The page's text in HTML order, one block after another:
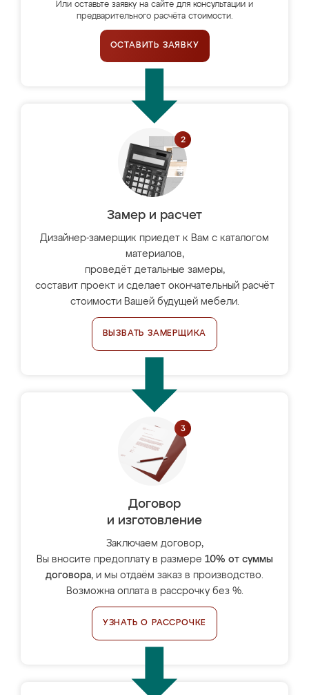
Или оставьте заявку на сайте для консультации и
предварительного расчёта стоимости.
ОСТАВИТЬ ЗАЯВКУ
Замер и расчет
Дизайнер-замерщик приедет к Вам с каталогом
материалов,
проведёт детальные замеры,
составит проект и сделает окончательный расчёт
стоимости Вашей будущей мебели.
ВЫЗВАТЬ ЗАМЕРЩИКА
Договор
и изготовление
Заключаем договор,
Вы вносите предоплату в размере 10% от суммы
договора, и мы отдаём заказ в производство.
Возможна оплата в рассрочку без %.
УЗНАТЬ О РАССРОЧКЕ